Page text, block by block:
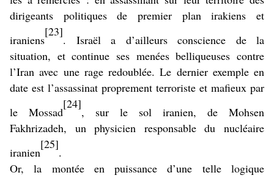
dirigeants politiques de premier plan irakiens et
iraniens
[23]
. Israël a d’ailleurs conscience de la
situation, et continue ses menées belliqueuses contre
l’Iran avec une rage redoublée. Le dernier exemple en
date est l’assassinat proprement terroriste et mafieux par
le Mossad
[24]
, sur le sol iranien, de Mohsen
Fakhrizadeh, un physicien responsable du nucléaire
iranien
[25]
.
Or, la montée en puissance d’une telle logique